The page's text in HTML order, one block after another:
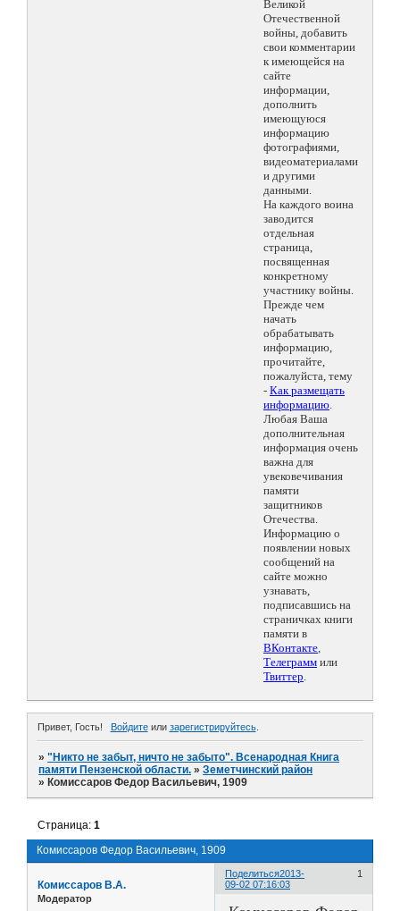
Великой
Отечественной
войны, добавить
свои комментарии
к имеющейся на
сайте
информации,
дополнить
имеющуюся
информацию
фотографиями,
видеоматериалами
и другими
данными.
На каждого воина
заводится
отдельная
страница,
посвященная
конкретному
участнику войны.
Прежде чем
начать
обрабатывать
информацию,
прочитайте,
пожалуйста, тему
- Как размещать
информацию.
Любая Ваша
дополнительная
информация очень
важна для
увековечивания
памяти
защитников
Отечества.
Информацию о
появлении новых
сообщений на
сайте можно
узнавать,
подписавшись на
страничках книги
памяти в
ВКонтакте,
Телеграмм или
Твиттер.
Привет, Гость! Войдитеили зарегистрируйтесь.
»"Никто не забыт, ничто не забыто". Всенародная Книга
памяти Пензенской области. »Земетчинский район
» Комиссаров Федор Васильевич, 1909
Комиссаров Федор Васильевич, 1909
Страница:1
Поделиться 1
2013-
09-02 07:16:03
Комиссаров В.А.
Модератор